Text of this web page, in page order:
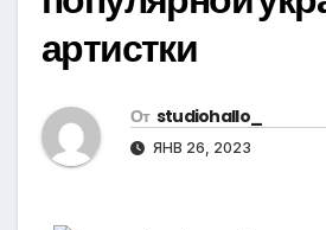
артистки
От studiohallo_
ЯНВ 26, 2023